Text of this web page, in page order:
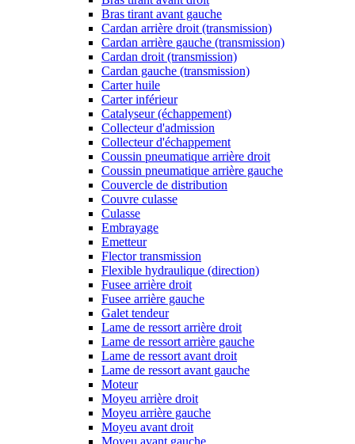
Bras tirant avant gauche
Cardan arrière droit (transmission)
Cardan arrière gauche (transmission)
Cardan droit (transmission)
Cardan gauche (transmission)
Carter huile
Carter inférieur
Catalyseur (échappement)
Collecteur d'admission
Collecteur d'échappement
Coussin pneumatique arrière droit
Coussin pneumatique arrière gauche
Couvercle de distribution
Couvre culasse
Culasse
Embrayage
Emetteur
Flector transmission
Flexible hydraulique (direction)
Fusee arrière droit
Fusee arrière gauche
Galet tendeur
Lame de ressort arrière droit
Lame de ressort arrière gauche
Lame de ressort avant droit
Lame de ressort avant gauche
Moteur
Moyeu arrière droit
Moyeu arrière gauche
Moyeu avant droit
Moyeu avant gauche